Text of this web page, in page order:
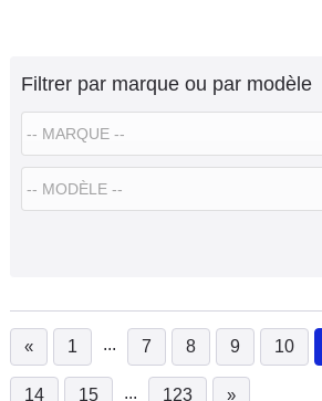
Filtrer par marque ou par modèle
« 1 ... 7 8 9 10
14 15 ... 123 »